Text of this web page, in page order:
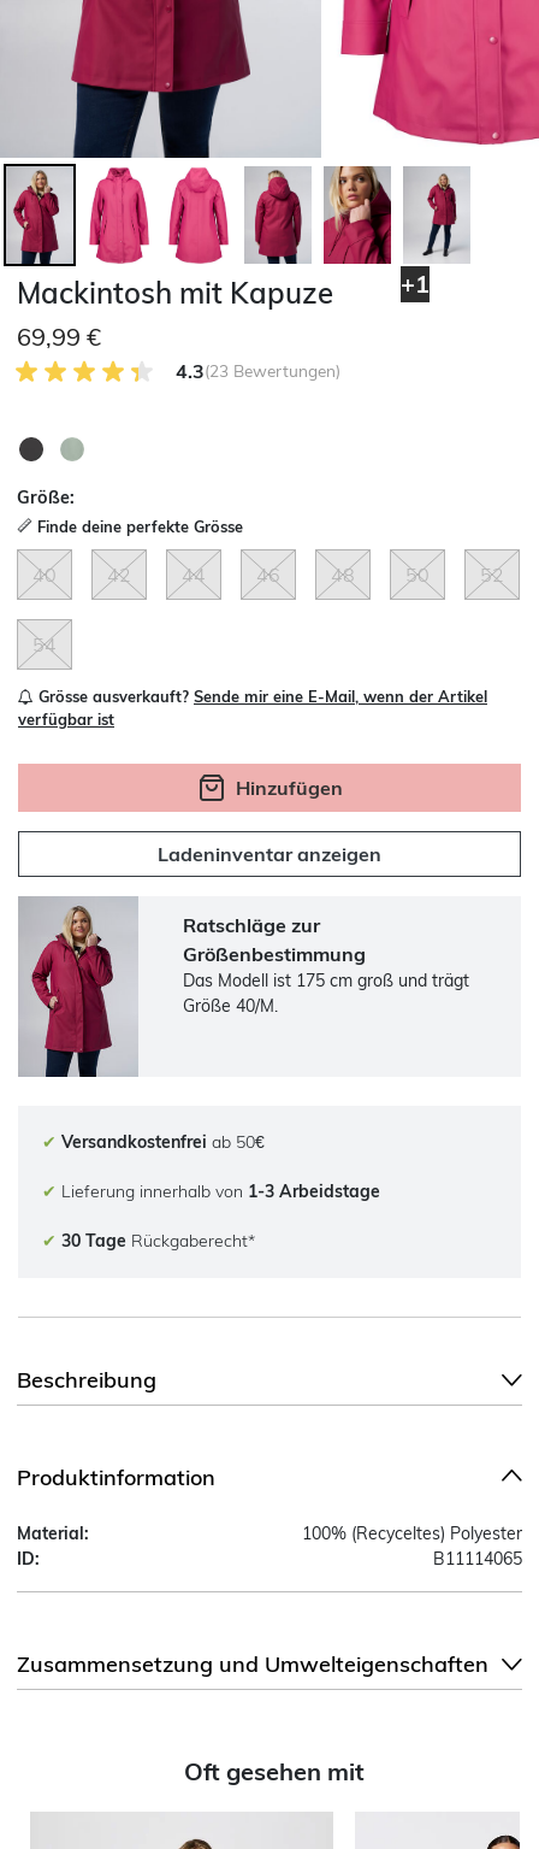
+1
Mackintosh mit Kapuze
69,99 €
4.3 von 5 Kundenrezensionen
4.3(23 Bewertungen)
Größe:
Finde deine perfekte Grösse
40 42 44 46 48 50 52
54
Grösse ausverkauft? Sende mir eine E-Mail, wenn der Artikel
verfügbar ist
Hinzufügen
Ladeninventar anzeigen
Ratschläge zur
Größenbestimmung
Das Modell ist 175 cm groß und trägt
Größe 40/M.
✔ Versandkostenfrei ab 50€
✔ Lieferung innerhalb von 1-3 Arbeidstage
✔ 30 Tage Rückgaberecht*
Beschreibung
Produktinformation
Material:
100% (Recyceltes) Polyester
ID:
B11114065
Zusammensetzung und Umwelteigenschaften
Oft gesehen mit